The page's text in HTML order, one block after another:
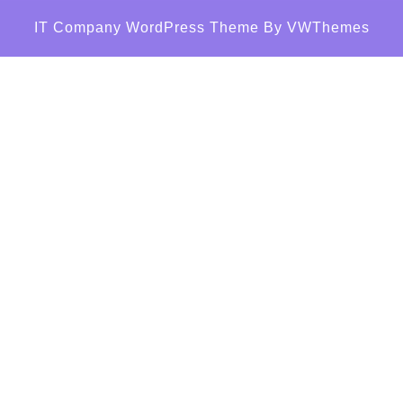
IT Company WordPress Theme By VWThemes